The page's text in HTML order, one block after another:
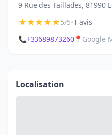
9 Rue des Taillades, 81990
★★★★★5/5•1 avis
📞+33689873260 📍 Google
Localisation